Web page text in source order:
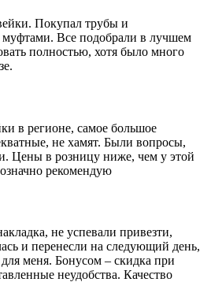
Покупал трубы и
Все подобрали в лучшем
полностью, хотя было много
в регионе, самое большое
не хамят. Были вопросы,
Цены в розницу ниже, чем у этой
рекомендую
не успевали привезти,
и перенесли на следующий день,
меня. Бонусом – скидка при
неудобства. Качество